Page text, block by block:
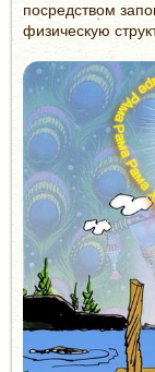
посредством
физическую